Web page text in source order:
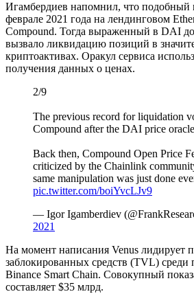
Игамбердиев напомнил, что подобный
феврале 2021 года на лендинговом
Compound. Тогда выраженный в DAI
вызвало ликвидацию позиций в
криптоактивах. Оракул сервиса
получения данных о ценах.
2/9
The previous record for liquidation
Compound after the DAI price
Back then, Compound Open Price
criticized by the Chainlink
same manipulation was just done
pic.twitter.com/boiYvcLJv9
— Igor Igamberdiev
2021
На момент написания Venus лидирует
заблокированных средств (TVL) среди
Binance Smart Chain. Совокупный
составляет $35 млрд.